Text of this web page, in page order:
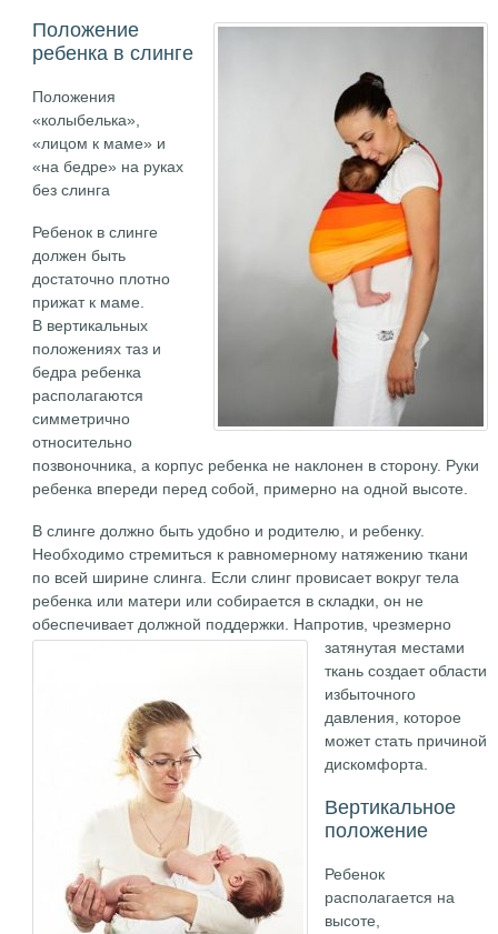
Положение
ребенка в слинге
Положения
«колыбелька»,
«лицом к маме» и
«на бедре» на руках
без слинга
Ребенок в слинге
должен быть
достаточно плотно
прижат к маме.
В вертикальных
положениях таз и
бедра ребенка
располагаются
симметрично
относительно
позвоночника, а корпус ребенка не наклонен в сторону. Руки
ребенка впереди перед собой, примерно на одной высоте.
В слинге должно быть удобно и родителю, и ребенку.
Необходимо стремиться к равномерному натяжению ткани
по всей ширине слинга. Если слинг провисает вокруг тела
ребенка или матери или собирается в складки, он не
обеспечивает должной поддержки.
Напротив, чрезмерно
затянутая местами
ткань создает области
избыточного
давления, которое
может стать причиной
дискомфорта.
Вертикальное
положение
Ребенок
располагается на
высоте,